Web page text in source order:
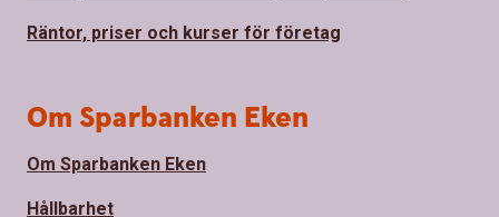
Räntor, priser och kurser för företag
Om Sparbanken Eken
Om Sparbanken Eken
Hållbarhet